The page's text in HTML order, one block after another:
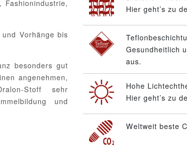
Vorhänge bis
besonders gut
angenehmen,
Stoff sehr
und
Hier geht’s zu
Gesundheitlich
aus.
Hohe
Hier geht’s zu
Weltweit beste